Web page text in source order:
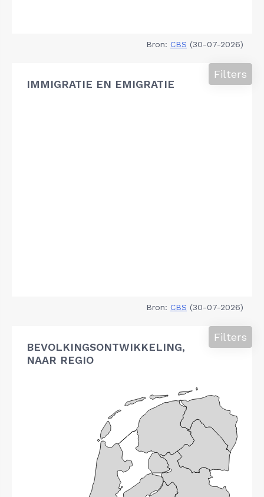
Bron: CBS (30-07-2026)
IMMIGRATIE EN EMIGRATIE
Filters
Bron: CBS (30-07-2026)
BEVOLKINGSONTWIKKELING,
NAAR REGIO
Filters